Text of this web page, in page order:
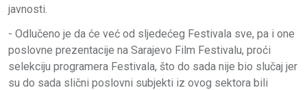
javnosti.
- Odlučeno je da će već od sljedećeg Festivala sve, pa i one
poslovne prezentacije na Sarajevo Film Festivalu, proći
selekciju programera Festivala, što do sada nije bio slučaj jer
su do sada slični poslovni subjekti iz ovog sektora bili